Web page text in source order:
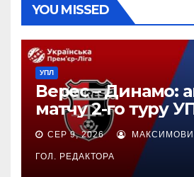
YOU MISSED
УПЛ
Верес – Динамо:
матчу 2-го туру
СЕР 9, 2026
ГОЛ. РЕДАКТОРА